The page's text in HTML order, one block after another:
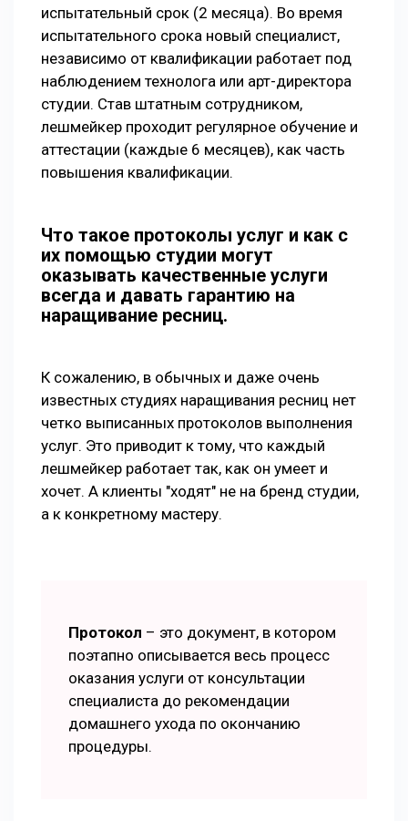
испытательный срок (2 месяца). Во время
испытательного срока новый специалист,
независимо от квалификации работает под
наблюдением технолога или арт-директора
студии. Став штатным сотрудником,
лешмейкер проходит регулярное обучение и
аттестации (каждые 6 месяцев), как часть
повышения квалификации.
Что такое протоколы услуг и как с
их помощью студии могут
оказывать качественные услуги
всегда и давать гарантию на
наращивание ресниц.
К сожалению, в обычных и даже очень
известных студиях наращивания ресниц нет
четко выписанных протоколов выполнения
услуг. Это приводит к тому, что каждый
лешмейкер работает так, как он умеет и
хочет. А клиенты "ходят" не на бренд студии,
а к конкретному мастеру.
Протокол – это документ, в котором
поэтапно описывается весь процесс
оказания услуги от консультации
специалиста до рекомендации
домашнего ухода по окончанию
процедуры.